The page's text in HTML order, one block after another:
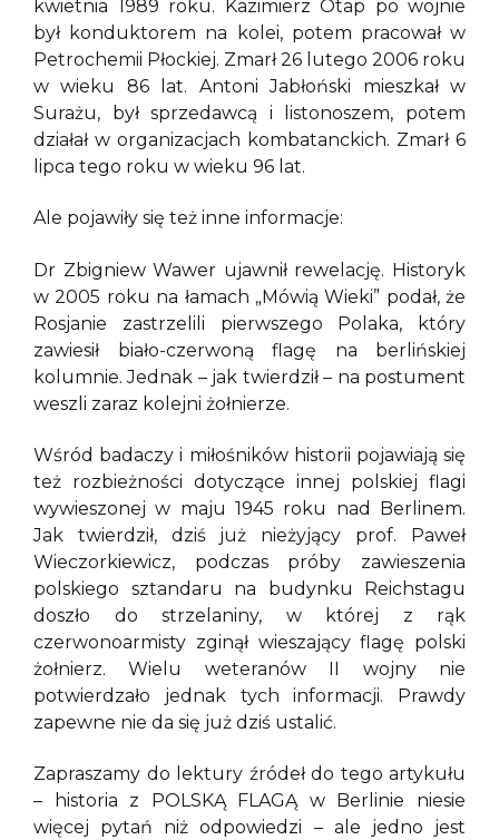
kwietnia 1989 roku. Kazimierz Otap po wojnie
był konduktorem na kolei, potem pracował w
Petrochemii Płockiej. Zmarł 26 lutego 2006 roku
w wieku 86 lat. Antoni Jabłoński mieszkał w
Surażu, był sprzedawcą i listonoszem, potem
działał w organizacjach kombatanckich. Zmarł 6
lipca tego roku w wieku 96 lat.
Ale pojawiły się też inne informacje:
Dr Zbigniew Wawer ujawnił rewelację. Historyk
w 2005 roku na łamach „Mówią Wieki” podał, że
Rosjanie zastrzelili pierwszego Polaka, który
zawiesił biało-czerwoną flagę na berlińskiej
kolumnie. Jednak – jak twierdził – na postument
weszli zaraz kolejni żołnierze.
Wśród badaczy i miłośników historii pojawiają się
też rozbieżności dotyczące innej polskiej flagi
wywieszonej w maju 1945 roku nad Berlinem.
Jak twierdził, dziś już nieżyjący prof. Paweł
Wieczorkiewicz, podczas próby zawieszenia
polskiego sztandaru na budynku Reichstagu
doszło do strzelaniny, w której z rąk
czerwonoarmisty zginął wieszający flagę polski
żołnierz. Wielu weteranów II wojny nie
potwierdzało jednak tych informacji. Prawdy
zapewne nie da się już dziś ustalić.
Zapraszamy do lektury źródeł do tego artykułu
– historia z POLSKĄ FLAGĄ w Berlinie niesie
więcej pytań niż odpowiedzi – ale jedno jest